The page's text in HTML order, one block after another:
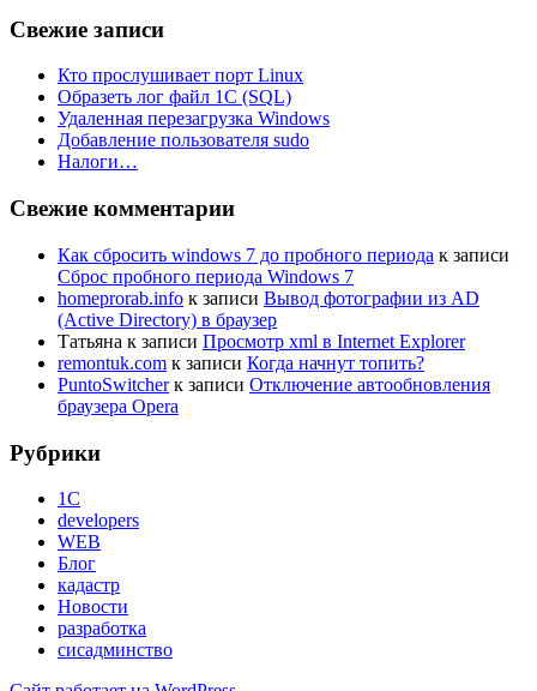
Свежие записи
Кто прослушивает порт Linux
Образеть лог файл 1С (SQL)
Удаленная перезагрузка Windows
Добавление пользователя sudo
Налоги…
Свежие комментарии
Как сбросить windows 7 до пробного периода к записи
Сброс пробного периода Windows 7
homeprorab.info к записи Вывод фотографии из AD
(Active Directory) в браузер
Татьяна к записи Просмотр xml в Internet Explorer
remontuk.com к записи Когда начнут топить?
PuntoSwitcherк записи Отключение автообновления
браузера Opera
Рубрики
1С
developers
WEB
Блог
кадастр
Новости
разработка
сисадминство